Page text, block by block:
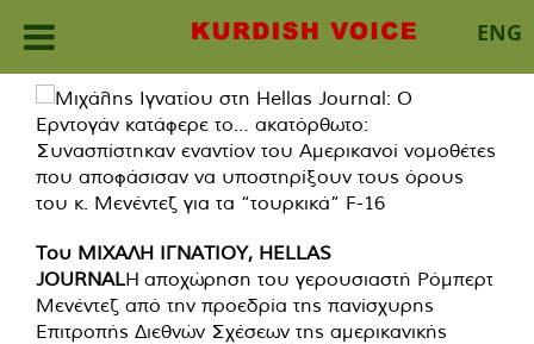
ENG
Skip
content
Του ΜΙΧΑΛΗ ΙΓΝΑΤΙΟΥ, HELLAS
JOURNALΗ αποχώρηση του γερουσιαστή Ρόμπερτ
Μενέντεζ από την προεδρία της πανίσχυρης
Επιτροπής Διεθνών Σχέσεων της αμερικανικής